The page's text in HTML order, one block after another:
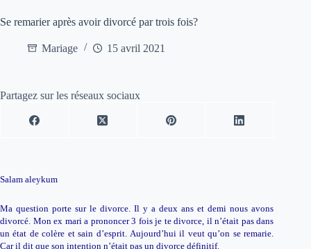
Se remarier après avoir divorcé par trois fois?
Mariage 15 avril 2021
Partagez sur les réseaux sociaux
Salam aleykum
Ma question porte sur le divorce. Il y a deux ans et demi nous avons
divorcé. Mon ex mari a prononcer 3 foisje te divorce, il n’était pas dans
un état de colère et sain d’esprit.Aujourd’hui il veut qu’on se remarie.
Car il dit que son intention n’était pas un divorce définitif.